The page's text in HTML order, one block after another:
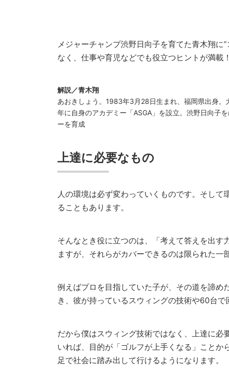
メジャーチャンプ渋野日向子を育てた青木翔に
なく、仕事や育児などでも役立つヒントが満載！
解説／青木翔
あおきしょう。1983年3月28日生まれ、福岡県出身
年に自身のアカデミー「ASGA」を設立。渋野日向子
ーを育成
上達に必要なもの
人の環境は必ず変わっていくものです。そし
ることもあります。
そんなとき役に立つのは、「考えて答えを出
ますが、それらがカバーできるのは限られた一
例えばプロを目指していた子が、その道を諦め
き、彼が持っているスウィングの技術や60台で
だから僕はスウィング技術ではなく、上達に
いれば、目的が「ゴルフが上手くなる」こと
足で社会に踏み出して行けるようになります。